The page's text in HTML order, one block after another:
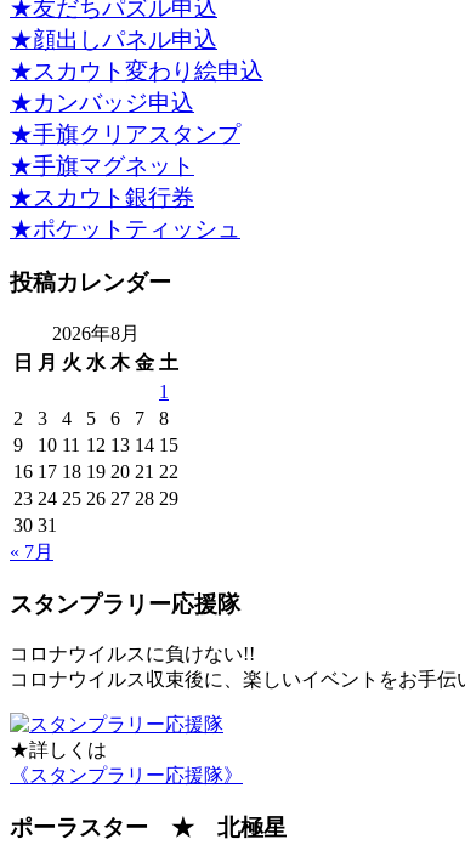
★友だちパズル申込
★顔出しパネル申込
★スカウト変わり絵申込
★カンバッジ申込
★手旗クリアスタンプ
★手旗マグネット
★スカウト銀行券
★ポケットティッシュ
投稿カレンダー
2026年8月
日
月 火 水 木 金 土
1
2
3 4 5 6 7
8
9
10 11 12 13 14 15
16 17 18 19 20 21 22
23 24 25 26 27 28 29
30 31
« 7月
スタンプラリー応援隊
コロナウイルスに負けない!!
コロナウイルス収束後に、楽しいイベントをお手
★詳しくは
《スタンプラリー応援隊》
ポーラスター ★ 北極星